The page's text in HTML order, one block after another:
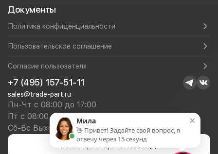
Документы
Политика конфиденциальности
Пользовательское соглашение
Согласие пользователя
+7 (495) 157-51-11
sales@trade-part.ru
Пн-Чт с 08:00 до 17:00
Пт с 08:00 до 16:00
Сб-Вс Выходной
×
Мила
👋 Привет! Задайте свой вопрос, я
отвечу через 15 секунд